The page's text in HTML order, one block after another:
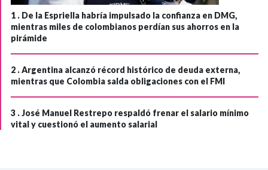
1 . De la Espriella habría impulsado la confianza en DMG,
mientras miles de colombianos perdían sus ahorros en la
pirámide
2 .Argentina alcanzó récord histórico de deuda externa,
mientras que Colombia salda obligaciones con el FMI
3 .José Manuel Restrepo respaldó frenar el salario mínimo
vital y cuestionó el aumento salarial